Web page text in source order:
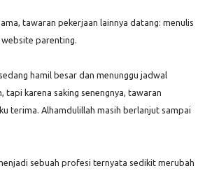
tawaran pekerjaan lainnya datang: menulis
parenting.
hamil besar dan menunggu jadwal
tapi karena saking senengnya, tawaran
terima. Alhamdulillah masih berlanjut sampai
sebuah profesi ternyata sedikit merubah